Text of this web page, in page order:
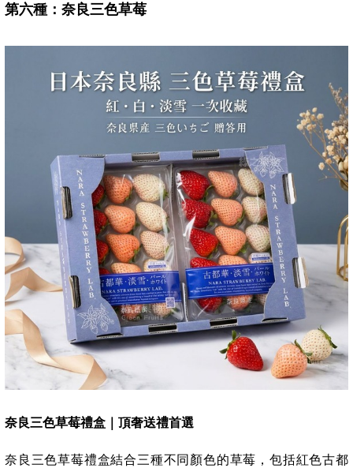
第六種：奈良三色草莓
奈良三色草莓禮盒｜頂奢送禮首選
奈良三色草莓禮盒結合三種不同顏色的草莓，包括紅色古都